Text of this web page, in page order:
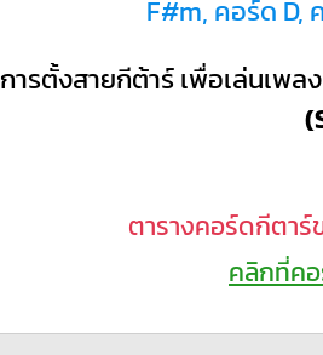
F#m, คอร์ด D,
การตั้งสายกีต้าร์ เพื่อเล่นเพล
ตารางคอร์ดกีตา
คลิกที่ค